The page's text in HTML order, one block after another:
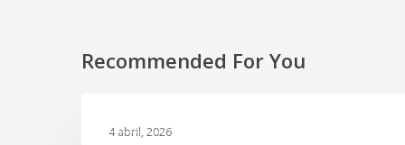
Recommended For You
gatitos4 abril, 2026